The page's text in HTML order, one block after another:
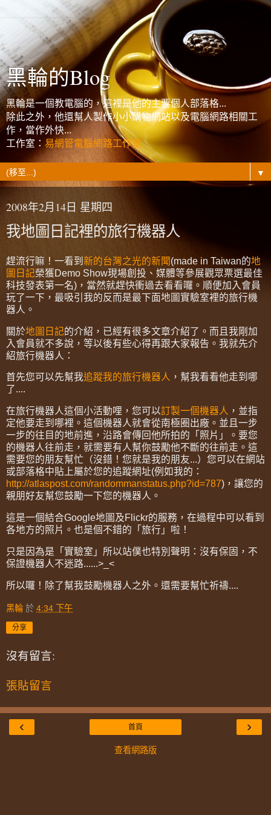
黑輪的Blog
黑輪是一個教電腦的，這裡是他的主要個人部落格...
除此之外，他還幫人製作小小購物網站以及電腦網路相關工
作，當作外快...
工作室： 易網管電腦網路工作室
▼
2008年2月14日 星期四
我地圖日記裡的旅行機器人
趕流行嘛！一看到 新的台灣之光的新聞(made in Taiwan的地
圖日記榮獲Demo Show現場創投、媒體等參展觀眾票選最佳
科技發表第一名)，當然就趕快衝過去看看囉。順便加入會員
玩了一下，最吸引我的反而是最下面地圖實驗室裡的旅行機
器人。
關於地圖日記的介紹，已經有很多文章介紹了。而且我剛加
入會員就不多說，等以後有些心得再跟大家報告。我就先介
紹旅行機器人：
首先您可以先幫我追蹤我的旅行機器人 ，幫我看看他走到哪
了....
在旅行機器人這個小活動哩，您可以訂製一個機器人 ，並指
定他要走到哪裡。這個機器人就會從南極圈出廠。並且一步
一步的往目的地前進，沿路會傳回他所拍的「照片」。要您
的機器人往前走，就需要有人幫你鼓勵他不斷的往前走。這
需要您的朋友幫忙（沒錯！您就是我的朋友...）您可以在網站
或部落格中貼上屬於您的追蹤網址(例如我的：
http://atlaspost.com/randommanstatus.php?id=787)，讓您的
親朋好友幫您鼓勵一下您的機器人。
這是一個結合Google地圖及Flickr的服務，在過程中可以看到
各地方的照片。也是個不錯的「旅行」啦！
只是因為是「實驗室」所以站僕也特別聲明：沒有保固，不
保證機器人不迷路......>_<
所以囉！除了幫我鼓勵機器人之外。還需要幫忙祈禱....
黑輪 於 4:34 下午
分享
沒有留言:
張貼留言
‹ ›
首頁
查看網路版